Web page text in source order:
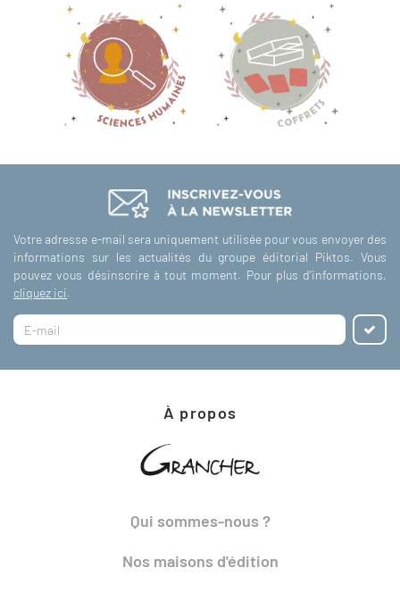
Votre adresse e-mail sera uniquement utilisée pour vous envoyer des
informations sur les actualités du groupe éditorial Piktos. Vous
pouvez vous désinscrire à tout moment. Pour plus d'informations,
cliquez ici.
À propos
Qui sommes-nous ?
Nos maisons d'édition